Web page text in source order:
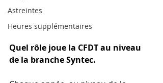
Astreintes
Heures supplémentaires
Quel rôle joue la CFDT au niveau
de la branche Syntec.